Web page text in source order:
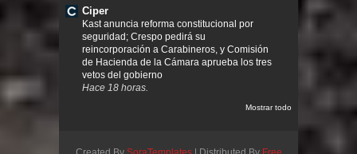
Ciper
Kast anuncia reforma constitucional por
seguridad; Crespo pedirá su
reincorporación a Carabineros, y Comisión
de Hacienda de la Cámara aprueba los tres
vetos del gobierno
Hace 18 horas.
Mostrar todo